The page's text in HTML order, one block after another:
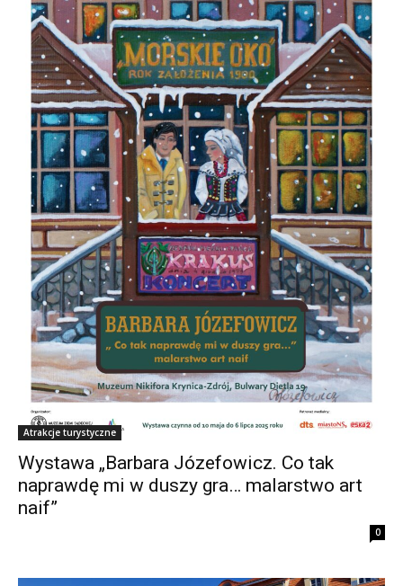
Atrakcje turystyczne
Wystawa „Barbara Józefowicz. Co tak
naprawdę mi w duszy gra… malarstwo art
naif”
0